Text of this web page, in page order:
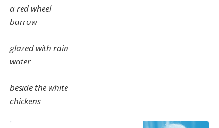
a red wheel
barrow
glazed with rain
water
beside the white
chickens